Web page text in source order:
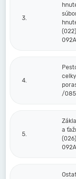
3.
4.
/
5.
a